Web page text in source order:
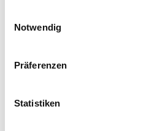
Notwendig
Präferenzen
Statistiken